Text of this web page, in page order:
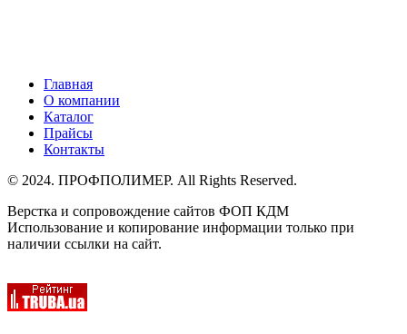
Главная
О компании
Каталог
Прайсы
Контакты
© 2024. ПРОФПОЛИМЕР. All Rights Reserved.
Верстка и сопровождение сайтов ФОП КДМ
Использование и копирование информации только при
наличии ссылки на сайт.